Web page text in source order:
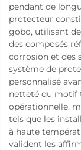
pendant de
protecteur
gobo, utilisant
des composés
corrosion et des
système de
personnalisé
netteté du motif
opérationnelle,
tels que les
à haute
valident les